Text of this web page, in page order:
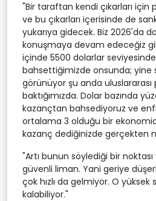
"Bir taraftan kendi çıkarları için
ve bu çıkarları içerisinde de
yukarıya gidecek. Biz 2026'da
konuşmaya devam edeceğiz
içinde 5500 dolarlar
bahsettiğimizde onsunda; yine
görünüyor şu anda uluslararası
baktığımızda. Dolar bazında
kazançtan bahsediyoruz ve
ortalama 3 olduğu bir
kazanç dediğinizde gerçekten
"Artı bunun söylediği bir
güvenli liman. Yani geriye
çok hızlı da gelmiyor. O
kalabiliyor."